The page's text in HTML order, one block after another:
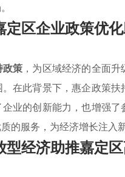
定区企业政策优
政策 ，为区域经济的全面
。在此背景下，惠企政策
业的创新能力，也增强
的服务，为经济增长注入
型经济助推嘉定